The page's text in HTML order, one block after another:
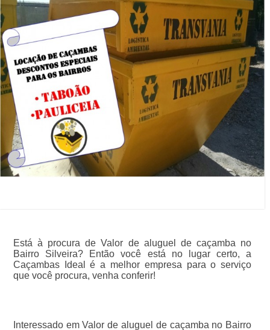
Está à procura de Valor de aluguel de caçamba no
Bairro Silveira? Então você está no lugar certo, a
Caçambas Ideal é a melhor empresa para o serviço
que você procura, venha conferir!
Interessado em Valor de aluguel de caçamba no Bairro